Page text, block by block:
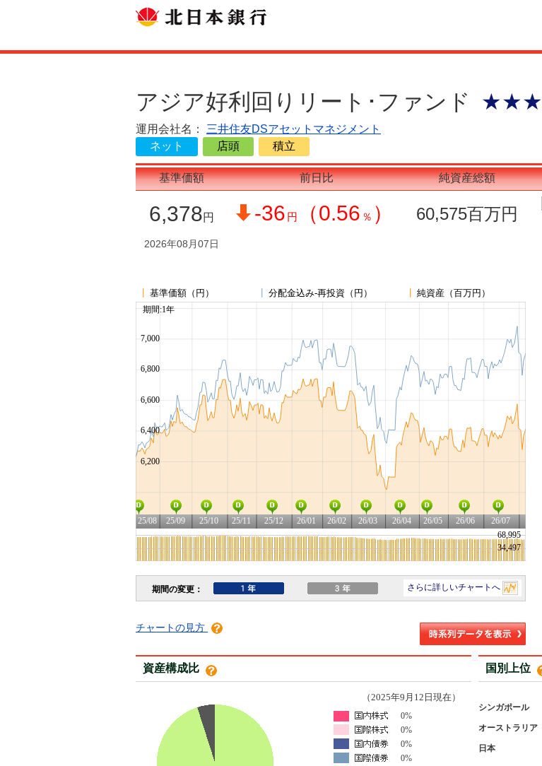
アジア好利回りリート･ファンド ★★★
運用会社名： 三井住友DSアセットマネジメント
ネット
店頭 積立
基準価額 前日比 純資産総額
6,378円 -36 円 （0.56 ％ ） 60,575百万円
2026年08月07日
チャートの見方
資産構成比
（2025年9月12日現在）
0%
0%
0%
0%
国別上位
シンガポール
オーストラリア
日本